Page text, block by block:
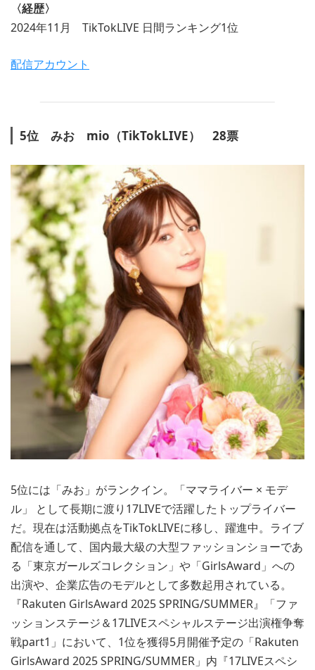
〈経歴〉
2024年11月 TikTokLIVE 日間ランキング1位
配信アカウント
5位 みお mio（TikTokLIVE） 28票
5位には「みお」がランクイン。「ママライバー × モデ
ル」 として長期に渡り17LIVEで活躍したトップライバー
だ。現在は活動拠点をTikTokLIVEに移し、躍進中。ライブ
配信を通して、国内最大級の大型ファッションショーであ
る「東京ガールズコレクション」や「GirlsAward」への
出演や、企業広告のモデルとして多数起用されている。
『Rakuten GirlsAward 2025 SPRING/SUMMER』「ファ
ッションステージ＆17LIVEスペシャルステージ出演権争奪
戦part1」において、1位を獲得5月開催予定の「Rakuten
GirlsAward 2025 SPRING/SUMMER」内『17LIVEスペシ